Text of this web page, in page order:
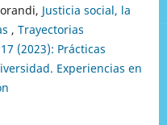
Justicia social, la
, Trayectorias
(2023): Prácticas
Experiencias en